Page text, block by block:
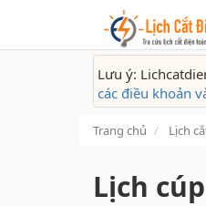
Lưu ý:
các điều khoản
Trang chủ Lịch
Lịch